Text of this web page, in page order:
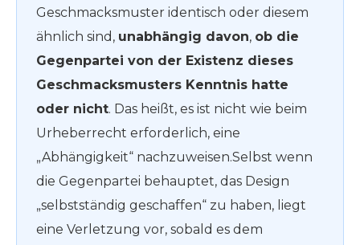
Geschmacksmuster identisch oder diesem
ähnlich sind, unabhängig davon, ob die
Gegenpartei von der Existenz dieses
Geschmacksmusters Kenntnis hatte
oder nicht. Das heißt, es ist nicht wie beim
Urheberrecht erforderlich, eine
„Abhängigkeit“ nachzuweisen.Selbst wenn
die Gegenpartei behauptet, das Design
„selbstständig geschaffen“ zu haben, liegt
eine Verletzung vor, sobald es dem